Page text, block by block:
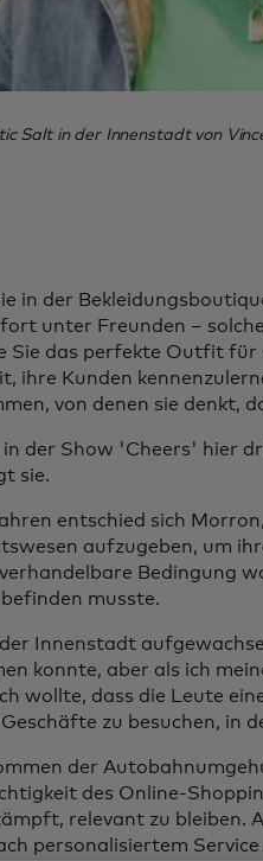
Salt in der Innenstadt von
in der
unter Freunden –
Sie das perfekte Outfit
ihre Kunden
von denen sie denkt,
in der Show 'Cheers' hier
sie.
entschied sich
aufzugeben, um
Bedingung
musste.
Innenstadt
konnte, aber als ich
wollte, dass die Leute
zu besuchen, in
der
des Online-
relevant zu bleiben.
personalisiertem